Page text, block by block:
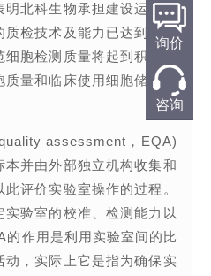
明北科生物承担建设运营的
质检技术及能力已达到国内
胞检测质量将起到积极推
量和临床使用细胞储存与
assessment，EQA)
并由外部独立机构收集和
评价实验室操作的过程。
验室的校准、检测能力以
的作用是利用实验室间的比
，实际上它是指为确保实
询价
咨询